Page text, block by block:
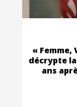
« Femme,
décrypte
ans